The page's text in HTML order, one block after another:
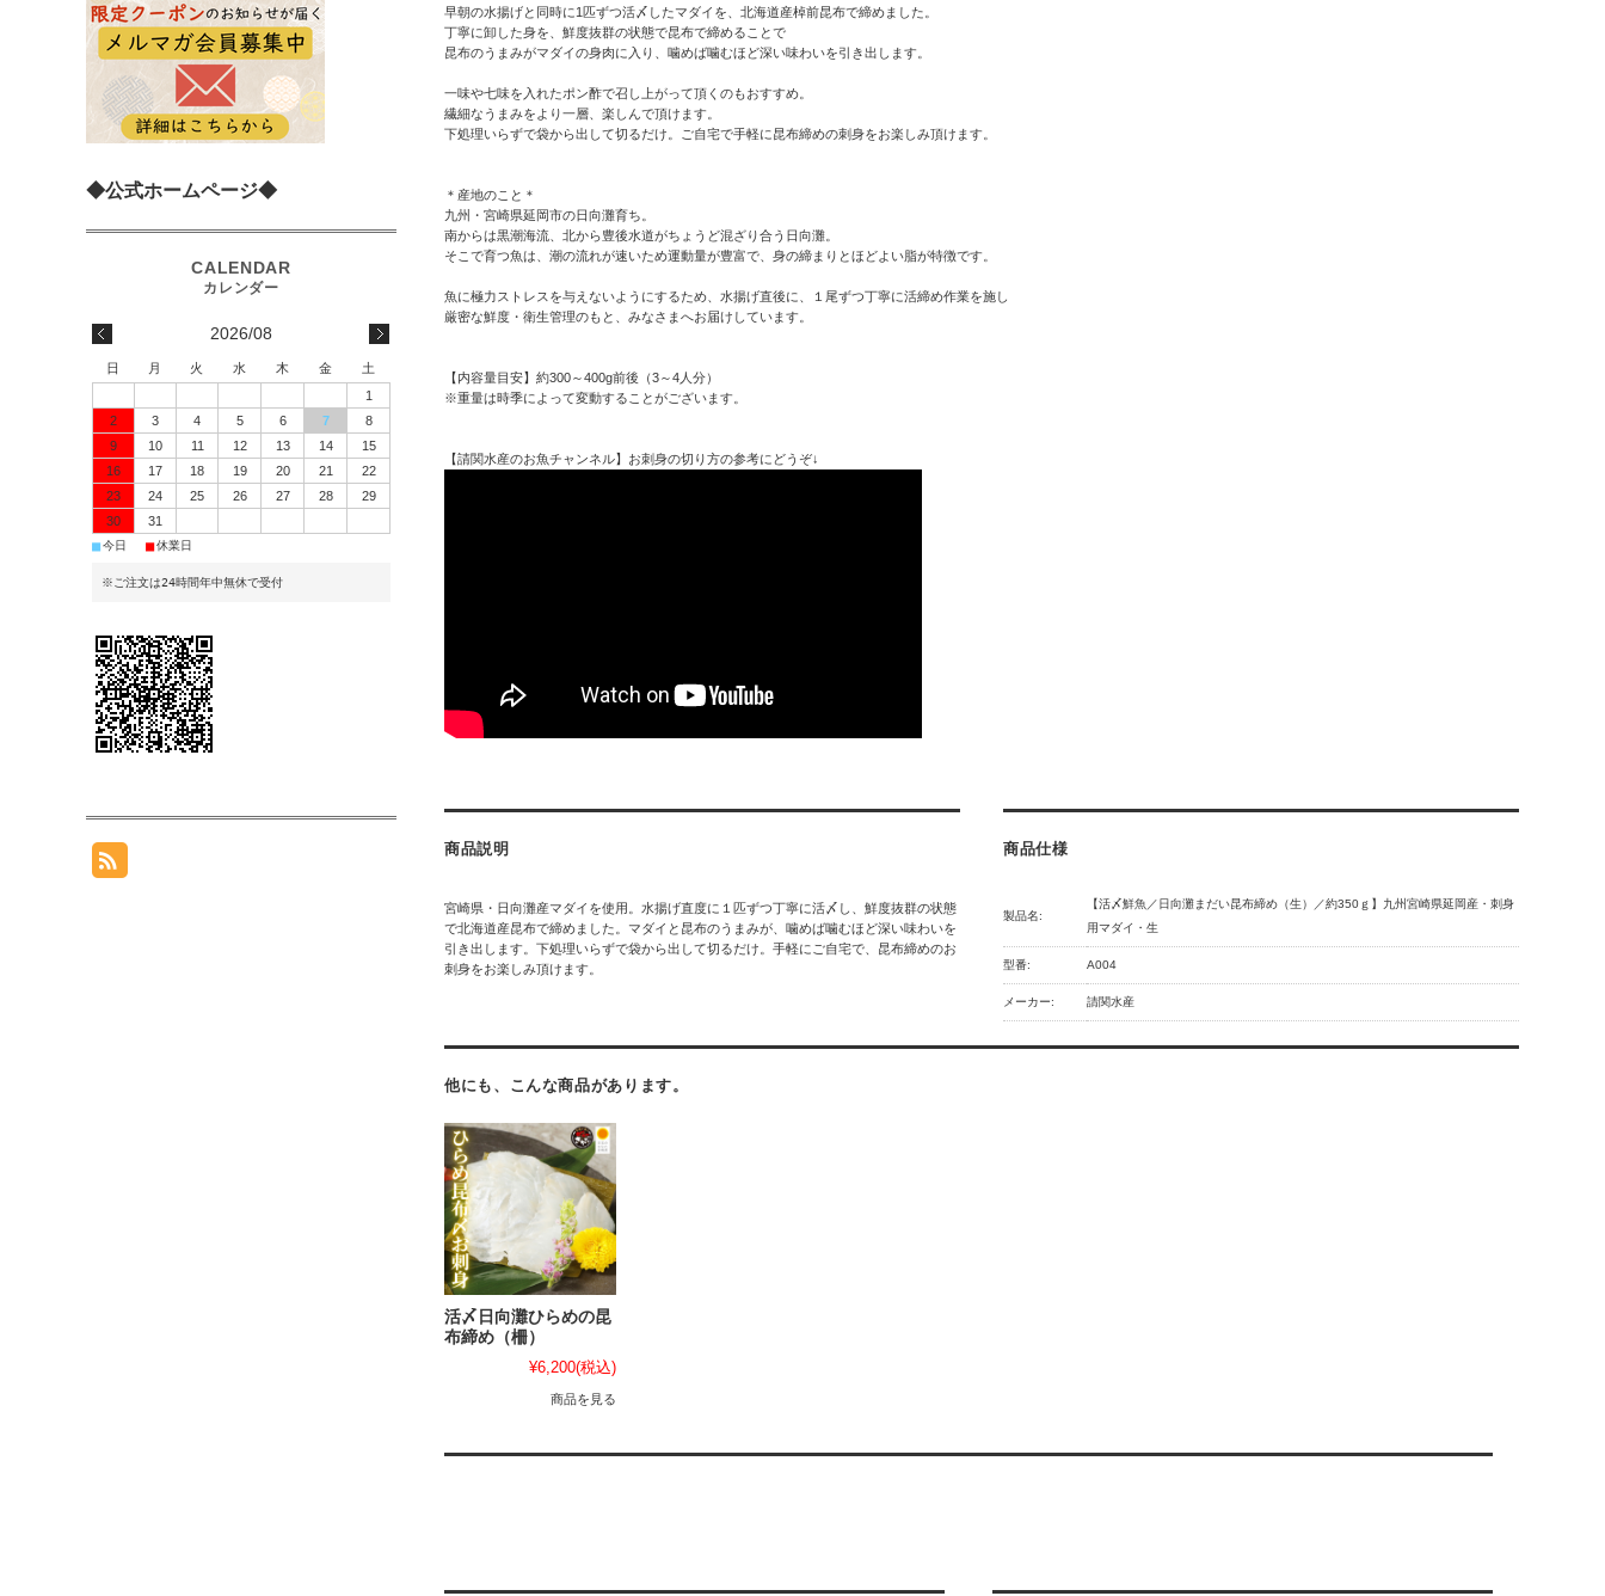
早朝の水揚げと同時に1匹ずつ活〆したマダイを、北海道産棹前昆布で締めました。
丁寧に卸した身を、鮮度抜群の状態で昆布で締めることで
昆布のうまみがマダイの身肉に入り、噛めば噛むほど深い味わいを引き出します。
一味や七味を入れたポン酢で召し上がって頂くのもおすすめ。
繊細なうまみをより一層、楽しんで頂けます。
下処理いらずで袋から出して切るだけ。ご自宅で手軽に昆布締めの刺身をお楽しみ頂けます。
＊産地のこと＊
九州・宮崎県延岡市の日向灘育ち。
南からは黒潮海流、北から豊後水道がちょうど混ざり合う日向灘。
そこで育つ魚は、潮の流れが速いため運動量が豊富で、身の締まりとほどよい脂が特徴です。
魚に極力ストレスを与えないようにするため、水揚げ直後に、１尾ずつ丁寧に活締め作業を施し
厳密な鮮度・衛生管理のもと、みなさまへお届けしています。
【内容量目安】約300～400g前後（3～4人分）
※重量は時季によって変動することがございます。
【請関水産のお魚チャンネル】お刺身の切り方の参考にどうぞ↓
商品説明
宮崎県・日向灘産マダイを使用。水揚げ直度に１匹ずつ丁寧に活〆し、鮮度抜群の状態
で北海道産昆布で締めました。マダイと昆布のうまみが、噛めば噛むほど深い味わいを
引き出します。下処理いらずで袋から出して切るだけ。手軽にご自宅で、昆布締めのお
刺身をお楽しみ頂けます。
商品仕様
製品名:
【活〆鮮魚／日向灘まだい昆布締め（生）／約350ｇ】九州宮崎県延岡産・刺身
用マダイ・生
型番: A004
メーカー: 請関水産
他にも、こんな商品があります。
活〆日向灘ひらめの昆
布締め（柵）
¥6,200(税込)
商品を見る
◆公式ホームページ◆
2026/08
日 月 火 水 木 金
土
1
2
3 4 5 6 7
8
9
10 11 12 13 14
15
16
17 18 19 20 21
22
23
24 25 26 27 28
29
30
31
■今日 ■休業日
※ご注文は24時間年中無休で受付